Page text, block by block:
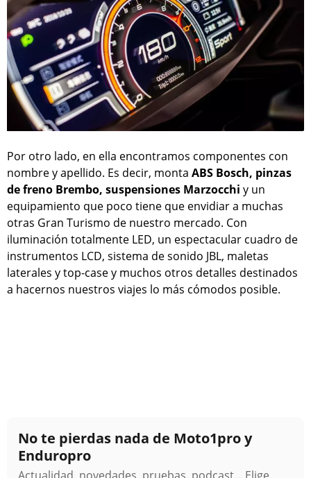
Por otro lado, en ella encontramos componentes con
nombre y apellido. Es decir, monta ABS Bosch, pinzas
de freno Brembo, suspensiones Marzocchi y un
equipamiento que poco tiene que envidiar a muchas
otras Gran Turismo de nuestro mercado. Con
iluminación totalmente LED, un espectacular cuadro de
instrumentos LCD, sistema de sonido JBL, maletas
laterales y top-case y muchos otros detalles destinados
a hacernos nuestros viajes lo más cómodos posible.
No te pierdas nada de Moto1pro y
Enduropro